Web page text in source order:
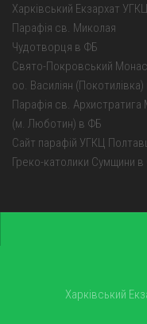
Харківський Екзархат
Парафія св. Миколая
Чудотворця в ФБ
Свято-Покровський
оо. Василіян
Парафія св. Архистратига
(м. Люботин) в ФБ
Сайт парафій УГКЦ
Греко-католики Сумщини
Про екзархатХарківський